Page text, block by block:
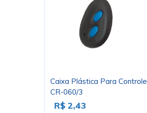
Caixa Plástica Para Controle
CR-060/3
R$ 2,43